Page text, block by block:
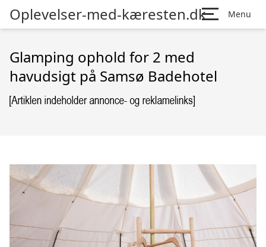
Oplevelser-med-kæresten.dk Menu
Glamping ophold for 2 med
havudsigt på Samsø Badehotel